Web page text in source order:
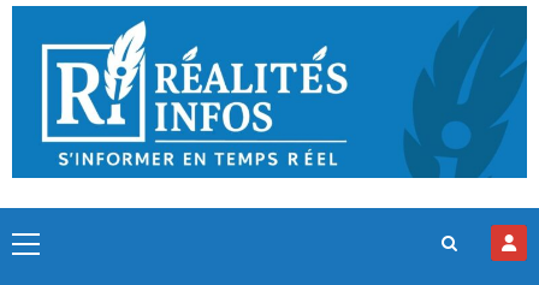
Skip
content
Primary